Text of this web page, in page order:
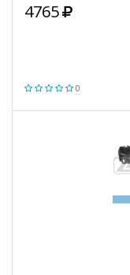
0
4765